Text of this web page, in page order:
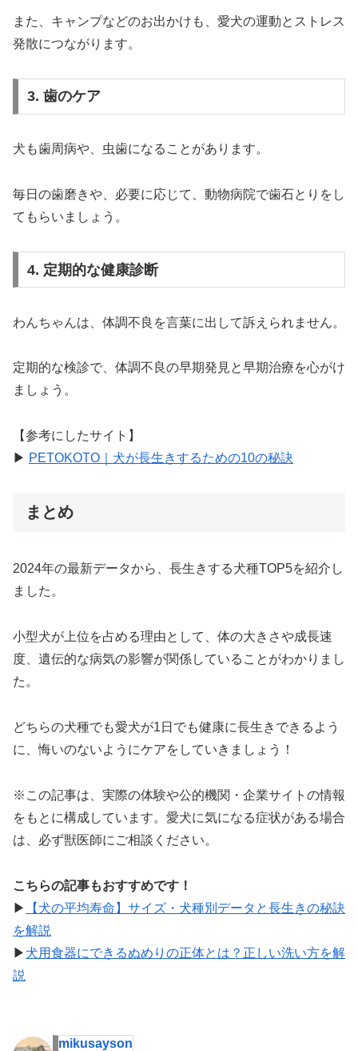
また、キャンプなどのお出かけも、愛犬の運動とストレス
発散につながります。
3. 歯のケア
犬も歯周病や、虫歯になることがあります。
毎日の歯磨きや、必要に応じて、動物病院で歯石とりをし
てもらいましょう。
4. 定期的な健康診断
わんちゃんは、体調不良を言葉に出して訴えられません。
定期的な検診で、体調不良の早期発見と早期治療を心がけ
ましょう。
【参考にしたサイト】
▶︎ PETOKOTO｜犬が長生きするための10の秘訣
まとめ
2024年の最新データから、長生きする犬種TOP5を紹介し
ました。
小型犬が上位を占める理由として、体の大きさや成長速
度、遺伝的な病気の影響が関係していることがわかりまし
た。
どちらの犬種でも愛犬が1日でも健康に長生きできるよう
に、悔いのないようにケアをしていきましょう！
※この記事は、実際の体験や公的機関・企業サイトの情報
をもとに構成しています。愛犬に気になる症状がある場合
は、必ず獣医師にご相談ください。
こちらの記事もおすすめです！
▶︎
【犬の平均寿命】サイズ・犬種別データと長生きの秘訣
を解説
▶︎ 犬用食器にできるぬめりの正体とは？正しい洗い方を解
説
mikusayson